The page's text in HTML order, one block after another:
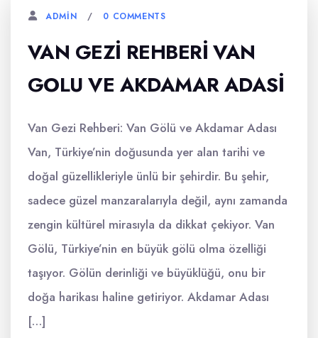
ADMIN 0 COMMENTS
VAN GEZI REHBERI VAN
GOLU VE AKDAMAR ADASI
Van Gezi Rehberi: Van Gölü ve Akdamar Adası
Van, Türkiye’nin doğusunda yer alan tarihi ve
doğal güzellikleriyle ünlü bir şehirdir. Bu şehir,
sadece güzel manzaralarıyla değil, aynı zamanda
zengin kültürel mirasıyla da dikkat çekiyor. Van
Gölü, Türkiye’nin en büyük gölü olma özelliği
taşıyor. Gölün derinliği ve büyüklüğü, onu bir
doğa harikası haline getiriyor. Akdamar Adası
[…]